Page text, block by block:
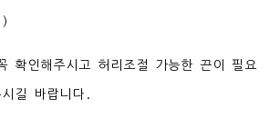
)
확인해주시고 허리조절 가능한 끈이 필요
길 바랍니다.